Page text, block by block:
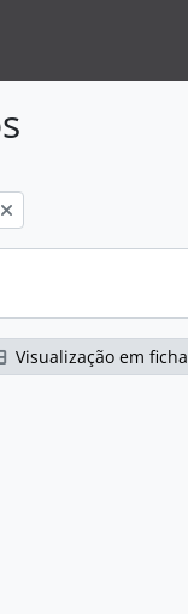
Visualização em ficha